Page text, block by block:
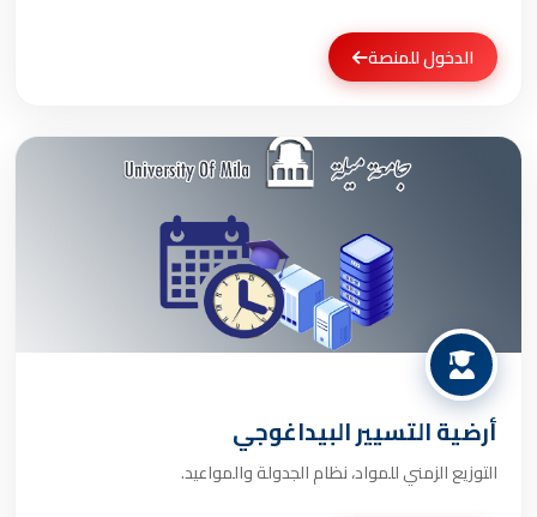
الدخول للمنصة
أرضية التسيير البيداغوجي
التوزيع الزمني للمواد، نظام الجدولة والمواعيد.